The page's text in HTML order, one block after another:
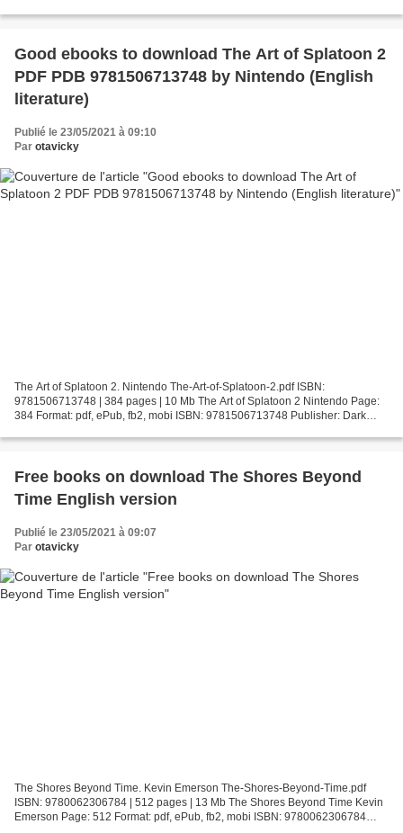
Good ebooks to download The Art of Splatoon 2
PDF PDB 9781506713748 by Nintendo (English
literature)
Publié le 23/05/2021 à 09:10
Par otavicky
The Art of Splatoon 2. Nintendo The-Art-of-Splatoon-2.pdf ISBN:
9781506713748 | 384 pages | 10 Mb The Art of Splatoon 2 Nintendo Page:
384 Format: pdf, ePub, fb2, mobi ISBN: 9781506713748 Publisher: Dark
Free books on download The Shores Beyond
Time English version
Publié le 23/05/2021 à 09:07
Par otavicky
The Shores Beyond Time. Kevin Emerson The-Shores-Beyond-Time.pdf
ISBN: 9780062306784 | 512 pages | 13 Mb The Shores Beyond Time Kevin
Emerson Page: 512 Format: pdf, ePub, fb2, mobi ISBN: 9780062306784